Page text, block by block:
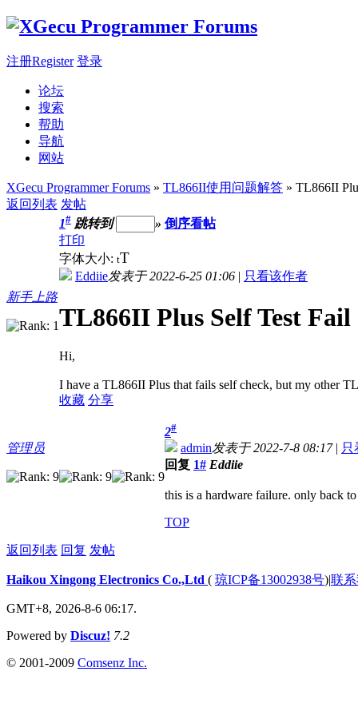
注册Register 登录
论坛
搜索
帮助
导航
网站
XGecu Programmer Forums » TL866II使用问题解答 » TL866II
返回列表 发帖
新手上路
1# 跳转到 » 倒序看帖
打印
字体大小: tT
Eddiie发表于 2022-6-25 01:06 | 只看该作者
TL866II Plus Self Test
Hi,
I have a TL866II Plus that fails self check, but my other
收藏 分享
管理员
2#
admin发表于 2022-7-8 08:17| 只
回复 1# Eddiie
this is a hardware failure. only back
TOP
返回列表 回复 发帖
Haikou Xingong Electronics Co.,Ltd ( 琼ICP备13002938号)|联
GMT+8, 2026-8-6 06:17.
Powered by Discuz! 7.2
© 2001-2009 Comsenz Inc.